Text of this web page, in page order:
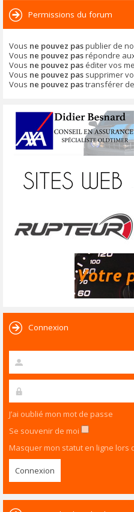
Permissions du forum
Vous ne pouvez paspublier de
Vous ne pouvez pasrépondre
Vous ne pouvez pas éditer vos
Vous ne pouvez pas supprimer
Vous ne pouvez pastransférer
Connexion
J’ai oublié mon mot de passe
Se souvenir de moi
Masquer mon statut en ligne lors